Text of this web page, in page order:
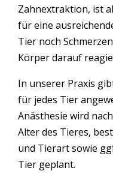
Zahnextraktion, ist
für eine
Tier noch
Körper darauf
In unserer Praxis
für jedes Tier
Anästhesie wird
Alter des Tieres,
und Tierart sowie
Tier geplant.